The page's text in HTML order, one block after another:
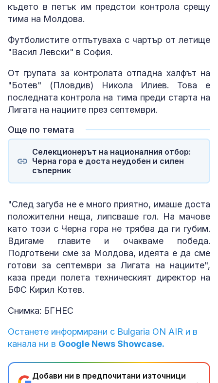
където в петък им предстои контрола срещу
тима на Молдова.
Футболистите отпътуваха с чартър от летище
"Васил Левски" в София.
От групата за контролата отпадна халфът на
"Ботев" (Пловдив) Никола Илиев. Това е
последната контрола на тима преди старта на
Лигата на нациите през септември.
Още по темата
Селекционерът на националния отбор:
Черна гора е доста неудобен и силен
съперник
"След загуба не е много приятно, имаше доста
положителни неща, липсваше гол. На мачове
като този с Черна гора не трябва да ги губим.
Вдигаме главите и очакваме победа.
Подготвени сме за Молдова, идеята е да сме
готови за септември за Лигата на нациите",
каза преди полета техническият директор на
БФС Кирил Котев.
Снимка: БГНЕС
Останете информирани с Bulgaria ON AIR и в
канала ни в Google News Showcase.
Добави ни в предпочитани източници